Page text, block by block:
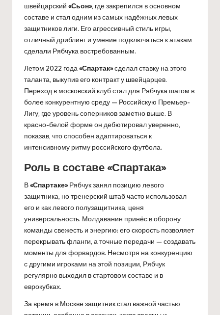
швейцарский «Сьон», где закрепился в основном
составе и стал одним из самых надёжных левых
защитников лиги. Его агрессивный стиль игры,
отличный дриблинг и умение подключаться к атакам
сделали Рябчука востребованным.
Летом 2022 года«Спартак»сделал ставку на этого
таланта, выкупив его контракт у швейцарцев.
Переход в московский клуб стал для Рябчука шагом в
более конкурентную среду — Российскую Премьер-
Лигу, где уровень соперников заметно выше. В
красно-белой форме он дебютировал уверенно,
показав, что способен адаптироваться к
интенсивному ритму российского футбола.
Роль в составе «Спартака»
В«Спартаке»Рябчук занял позицию левого
защитника, но тренерский штаб часто использовал
его и как левого полузащитника, ценя
универсальность. Молдаванин принёс в оборону
команды свежесть и энергию: его скорость позволяет
перекрывать фланги, а точные передачи — создавать
моменты для форвардов. Несмотря на конкуренцию
с другими игроками на этой позиции, Рябчук
регулярно выходил в стартовом составе и в
еврокубках.
За время в Москве защитник стал важной частью